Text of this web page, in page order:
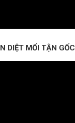
DIỆT MỐI TẬN GỐC